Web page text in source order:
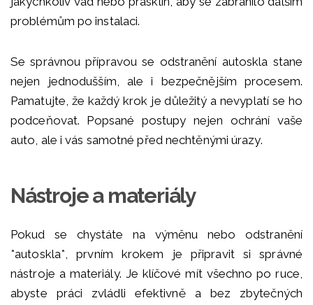
problémům po instalaci.
Se správnou přípravou se odstranění autoskla stane
nejen jednodušším, ale i bezpečnějším procesem.
Pamatujte, že každý krok je důležitý a nevyplatí se ho
podceňovat. Popsané postupy nejen ochrání vaše
auto, ale i vás samotné před nechtěnými úrazy.
Nástroje a materiály
Pokud se chystáte na výměnu nebo odstranění
*autoskla*, prvním krokem je připravit si správné
nástroje a materiály. Je klíčové mít všechno po ruce,
abyste práci zvládli efektivně a bez zbytečných